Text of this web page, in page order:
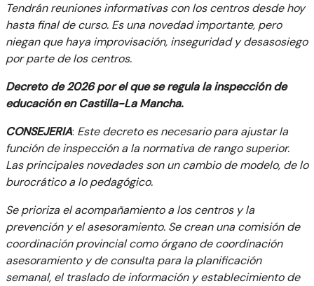
Tendrán reuniones informativas con los centros desde hoy
hasta final de curso. Es una novedad importante, pero
niegan que haya improvisación, inseguridad y desasosiego
por parte de los centros.
Decreto de 2026 por el que se regula la inspección de
educación en Castilla-La Mancha.
CONSEJERIA: Este decreto es necesario para ajustar la
función de inspección a la normativa de rango superior.
Las principales novedades son un cambio de modelo, de lo
burocrático a lo pedagógico.
Se prioriza el acompañamiento a los centros y la
prevención y el asesoramiento. Se crean una comisión de
coordinación provincial como órgano de coordinación
asesoramiento y de consulta para la planificación
semanal, el traslado de información y establecimiento de